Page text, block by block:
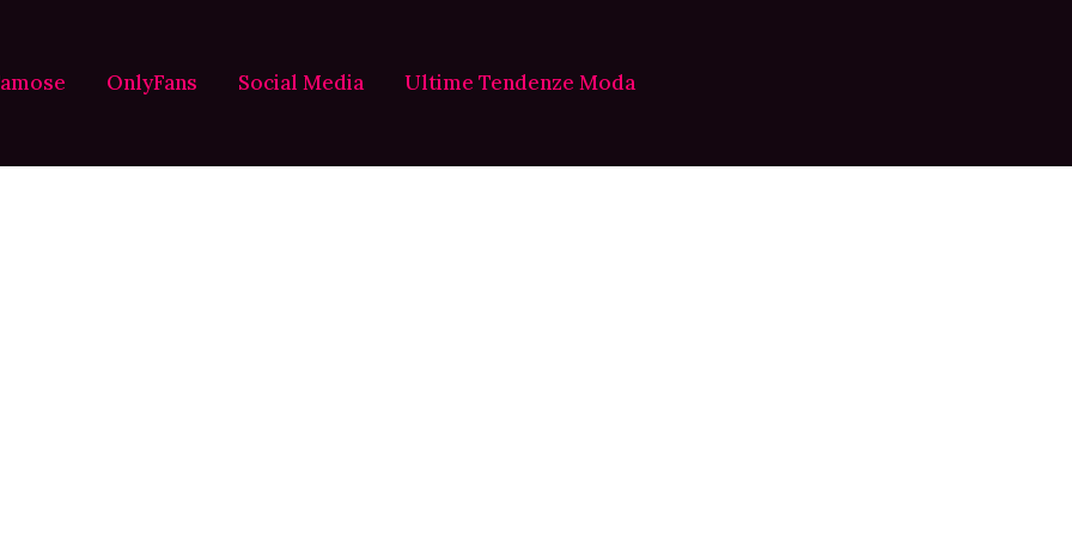
OnlyFans Social Media Ultime Tendenze Moda